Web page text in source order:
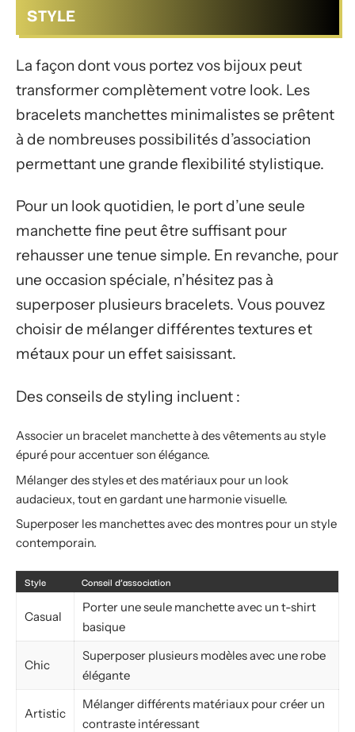
STYLE
La façon dont vous portez vos bijoux peut
transformer complètement votre look. Les
bracelets manchettes minimalistes se prêtent
à de nombreuses possibilités d’association
permettant une grande flexibilité stylistique.
Pour un look quotidien, le port d’une seule
manchette fine peut être suffisant pour
rehausser une tenue simple. En revanche, pour
une occasion spéciale, n’hésitez pas à
superposer plusieurs bracelets. Vous pouvez
choisir de mélanger différentes textures et
métaux pour un effet saisissant.
Des conseils de styling incluent :
Associer un bracelet manchette à des vêtements au style
épuré pour accentuer son élégance.
Mélanger des styles et des matériaux pour un look
audacieux, tout en gardant une harmonie visuelle.
Superposer les manchettes avec des montres pour un style
contemporain.
Style Conseil d’association
Casual
Porter une seule manchette avec un t-shirt
basique
Chic
Superposer plusieurs modèles avec une robe
élégante
Artistic
Mélanger différents matériaux pour créer un
contraste intéressant